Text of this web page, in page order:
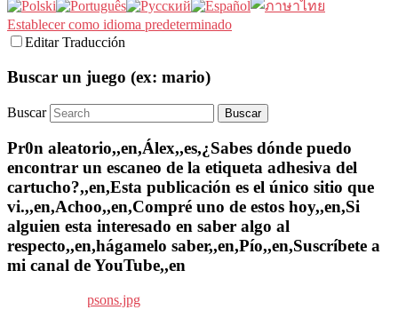
Establecer como idioma predeterminado
Editar Traducción
Buscar un juego (ex: mario)
Buscar
Pr0n aleatorio,,en,Álex,,es,¿Sabes dónde puedo
encontrar un escaneo de la etiqueta adhesiva del
cartucho?,,en,Esta publicación es el único sitio que
vi.,,en,Achoo,,en,Compré uno de estos hoy,,en,Si
alguien esta interesado en saber algo al
respecto,,en,hágamelo saber,,en,Pío,,en,Suscríbete a
mi canal de YouTube,,en